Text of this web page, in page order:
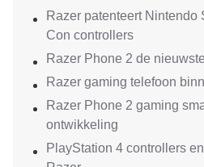
Razer patenteert Nintendo
Con controllers
Razer Phone 2 de
Razer gaming telefoon
Razer Phone 2 gaming
ontwikkeling
PlayStation 4 controllers